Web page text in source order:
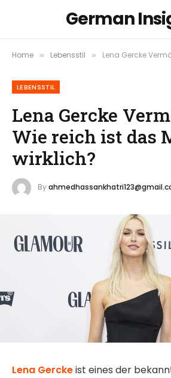
German
Home » Lebensstil » Lena Gercke Vermögen –
LEBENSSTIL
Lena Gercke
Wie reich ist das
wirklich?
By
Lena Gerckeist eines der